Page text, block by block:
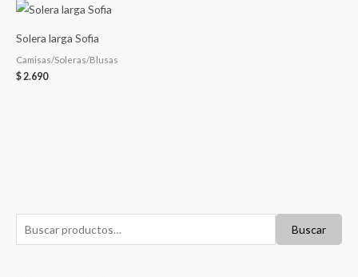
u
Buscar
rr
Solera larga Sofia
Camisas/Soleras/Blusas
$ 2.690